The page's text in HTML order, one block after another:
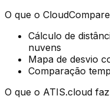
O que o
Cálculo de
nuvens
Mapa de desvio
Comparação
O que o ATIS.cloud